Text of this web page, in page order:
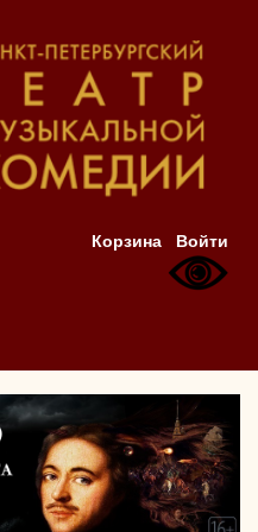
Корзина Войти